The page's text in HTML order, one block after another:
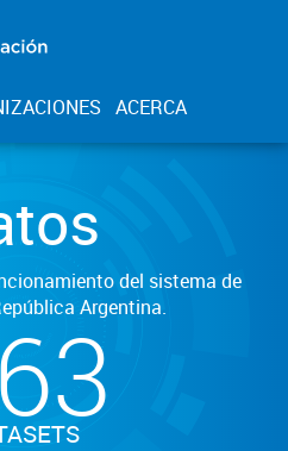
ACERCA
del sistema de
Argentina.